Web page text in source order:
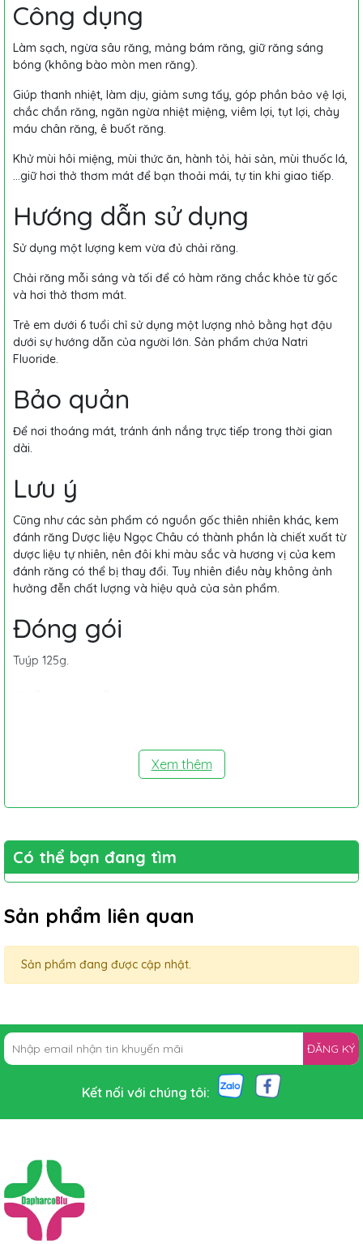
Công dụng
Làm sạch, ngừa sâu răng, mảng bám răng, giữ răng sáng
bóng (không bào mòn men răng).
Giúp thanh nhiệt, làm dịu, giảm sưng tấy, góp phần bảo vệ lợi,
chắc chắn răng, ngăn ngừa nhiệt miệng, viêm lợi, tụt lợi, chảy
máu chân răng, ê buốt răng.
Khử mùi hôi miệng, mùi thức ăn, hành tỏi, hải sản, mùi thuốc lá,
…giữ hơi thở thơm mát để bạn thoải mái, tự tin khi giao tiếp.
Hướng dẫn sử dụng
Sử dụng một lượng kem vừa đủ chải răng.
Chải răng mỗi sáng và tối để có hàm răng chắc khỏe từ gốc
và hơi thở thơm mát.
Trẻ em dưới 6 tuổi chỉ sử dụng một lượng nhỏ bằng hạt đậu
dưới sự hướng dẫn của người lớn. Sản phẩm chứa Natri
Fluoride.
Bảo quản
Để nơi thoáng mát, tránh ánh nắng trực tiếp trong thời gian
dài.
Lưu ý
Cũng như các sản phẩm có nguồn gốc thiên nhiên khác, kem
đánh răng Dược liệu Ngọc Châu có thành phần là chiết xuất từ
dược liệu tự nhiên, nên đôi khi màu sắc và hương vị của kem
đánh răng có thể bị thay đổi. Tuy nhiên điều này không ảnh
hưởng đễn chất lượng và hiệu quả của sản phẩm.
Đóng gói
Tuýp 125g.
Xem thêm
Có thể bạn đang tìm
Sản phẩm liên quan
Sản phẩm đang được cập nhật.
ĐĂNG KÝ
Kết nối với chúng tôi: